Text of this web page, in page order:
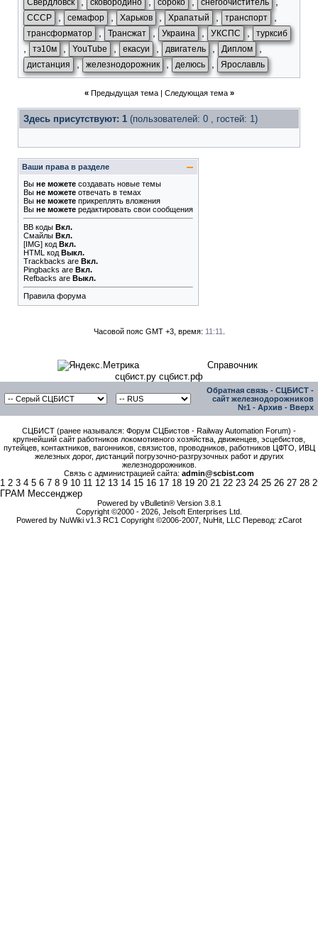
Свердловск сковородино сороко снегоочиститель
СССР , семафор , Харьков , Храпатый , транспорт
трансформатор , Трансжат , Украина , УКСПС , турксиб
, тэ10м , YouTube , екасуи , двигатель , Диплом ,
дистанция , железнодорожник , делюсь Ярославль
« Предыдущая тема| Следующая тема »
Здесь присутствуют: 1 (пользователей: 0 , гостей: 1)
Ваши права в разделе
Вы не можете создавать новые темы
Вы не можете отвечать в темах
Вы не можете прикреплять вложения
Вы не можете редактировать свои сообщения
BB коды Вкл.
Смайлы Вкл.
[IMG] код Вкл.
HTML код Выкл.
Trackbacks are Вкл.
Pingbacks are Вкл.
Refbacks are Выкл.
Правила форума
Часовой пояс GMT +3, время: 11:11
Справочник
сцбист.ру сцбист.рф
Обратная связь - СЦБИСТ -
сайт железнодорожников
№1 - Архив - Вверх
СЦБИСТ (ранее назывался: Форум СЦБистов - Railway Automation Forum) -
крупнейший сайт работников локомотивного хозяйства, движенцев, эсцебистов,
путейцев, контактников, вагонников, связистов, проводников, работников ЦФТО, ИВЦ
железных дорог, дистанций погрузочно-разгрузочных работ и других
железнодорожников.
Связь с администрацией сайта: admin@scbist.com
1 2 3 4 5 6 7 8 9 10 11 12 13 14 15 16 17 18 19 20 21 22 23 24 25 26 27 28
ГРАМ Мессенджер
Powered by vBulletin® Version 3.8.1
Copyright ©2000 - 2026, Jelsoft Enterprises Ltd.
Powered by NuWiki v1.3 RC1 Copyright ©2006-2007, NuHit, LLC Перевод: zCarot